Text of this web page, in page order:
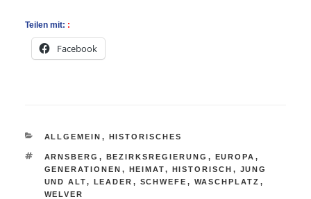
Teilen mit:
Facebook
KATEGORIEN
ALLGEMEIN , HISTORISCHES
SCHLAGWÖRTER
ARNSBERG , BEZIRKSREGIERUNG , EUROPA ,
GENERATIONEN , HEIMAT, HISTORISCH , JUNG
UND ALT, LEADER , SCHWEFE , WASCHPLATZ ,
WELVER